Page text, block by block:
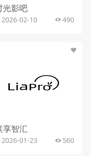
光影吧
2026-02-10 490
享智汇
2026-01-23 560